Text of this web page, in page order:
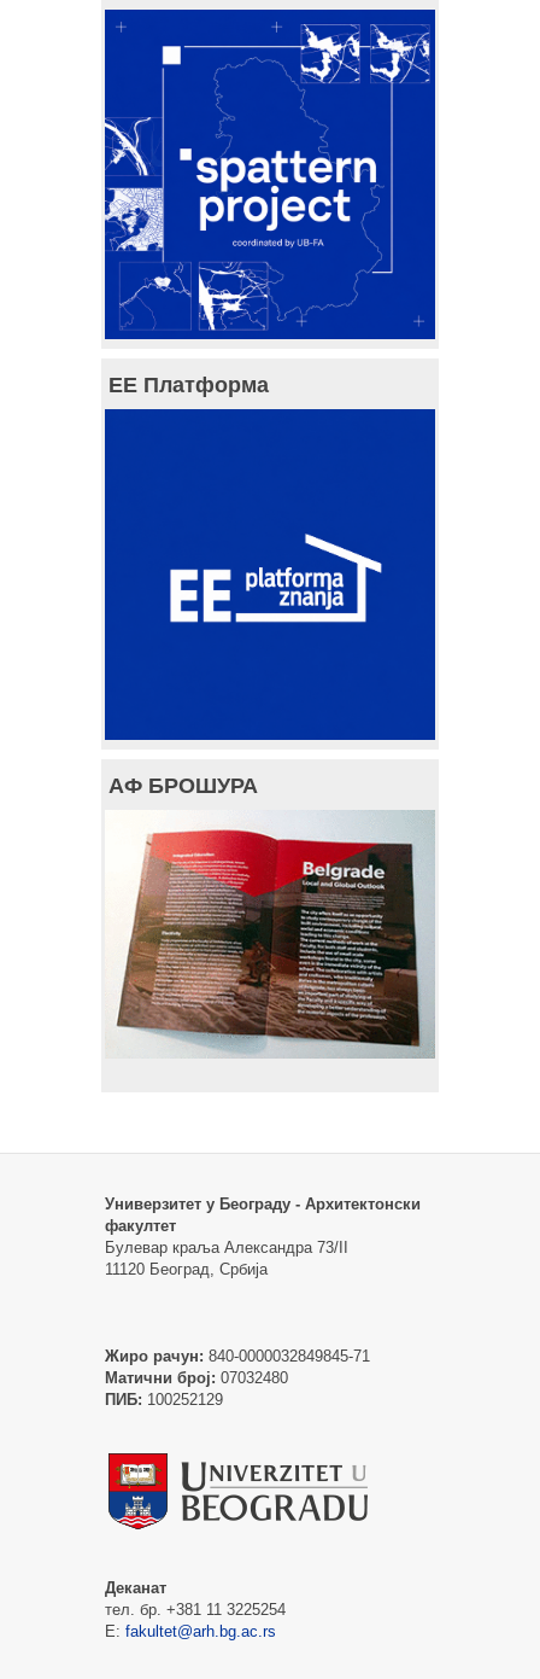
ЕЕ Платформа
АФ БРОШУРА
Универзитет у Београду - Архитектонски
факултет
Булевар краља Александра 73/II
11120 Београд, Србија
Жиро рачун: 840-0000032849845-71
Матични број: 07032480
ПИБ: 100252129
Деканат
тел. бр. +381 11 3225254
Е: fakultet@arh.bg.ac.rs